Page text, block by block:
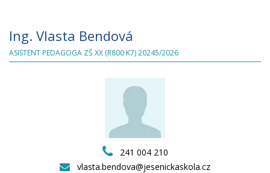
Ing. Vlasta Bendová
ASISTENT PEDAGOGA ZŠ XX (R800 K7) 20245/2026
241 004 210
vlasta.bendova@jesenickaskola.cz